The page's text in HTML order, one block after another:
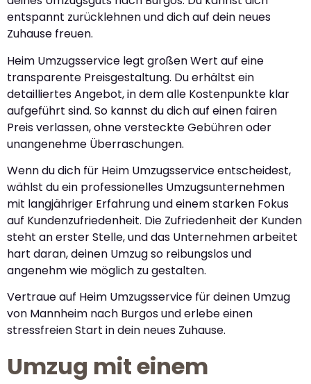
entspannt zurücklehnen und dich auf dein neues
Zuhause freuen.
Heim Umzugsservice legt großen Wert auf eine
transparente Preisgestaltung. Du erhältst ein
detailliertes Angebot, in dem alle Kostenpunkte klar
aufgeführt sind. So kannst du dich auf einen fairen
Preis verlassen, ohne versteckte Gebühren oder
unangenehme Überraschungen.
Wenn du dich für Heim Umzugsservice entscheidest,
wählst du ein professionelles Umzugsunternehmen
mit langjähriger Erfahrung und einem starken Fokus
auf Kundenzufriedenheit. Die Zufriedenheit der Kunden
steht an erster Stelle, und das Unternehmen arbeitet
hart daran, deinen Umzug so reibungslos und
angenehm wie möglich zu gestalten.
Vertraue auf Heim Umzugsservice für deinen Umzug
von Mannheim nach Burgos und erlebe einen
stressfreien Start in dein neues Zuhause.
Umzug mit einem